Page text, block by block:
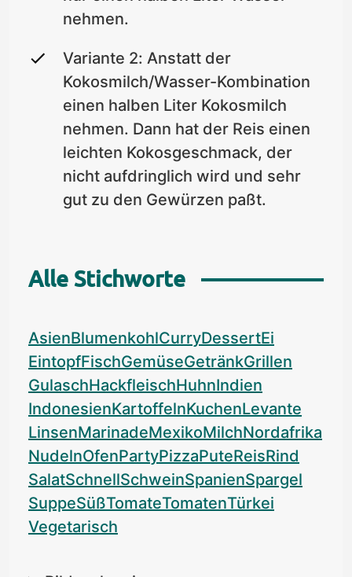
nehmen.
Variante 2: Anstatt der
Kokosmilch/Wasser-Kombination
einen halben Liter Kokosmilch
nehmen. Dann hat der Reis einen
leichten Kokosgeschmack, der
nicht aufdringlich wird und sehr
gut zu den Gewürzen paßt.
Alle Stichworte
AsienBlumenkohlCurryDessertEi
EintopfFischGemüseGetränkGrillen
GulaschHackfleischHuhnIndien
IndonesienKartoffelnKuchenLevante
LinsenMarinadeMexikoMilchNordafrika
NudelnOfenPartyPizzaPuteReisRind
SalatSchnellSchweinSpanienSpargel
SuppeSüßTomateTomatenTürkei
Vegetarisch